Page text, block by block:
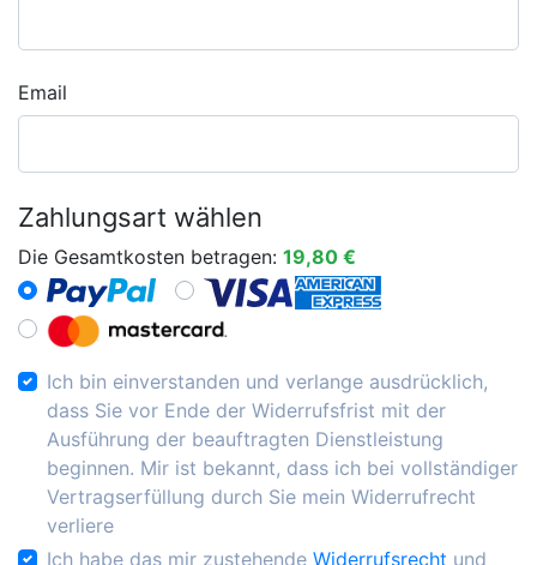
Email
Zahlungsart wählen
Die Gesamtkosten betragen: 19,80 €
Ich bin einverstanden und verlange ausdrücklich,
dass Sie vor Ende der Widerrufsfrist mit der
Ausführung der beauftragten Dienstleistung
beginnen. Mir ist bekannt, dass ich bei vollständiger
Vertragserfüllung durch Sie mein Widerrufrecht
verliere
Ich habe das mir zustehende Widerrufsrecht und